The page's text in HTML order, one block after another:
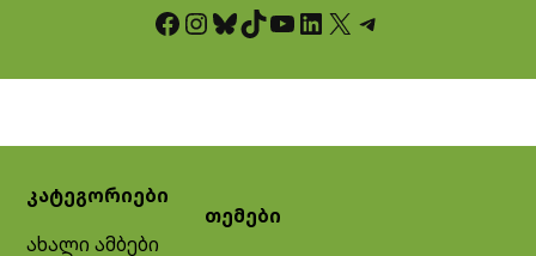
Facebook InstagramBluesky TikTok YouTube LinkedIn X Telegram
კატეგორიები
ახალი ამბები
თემები